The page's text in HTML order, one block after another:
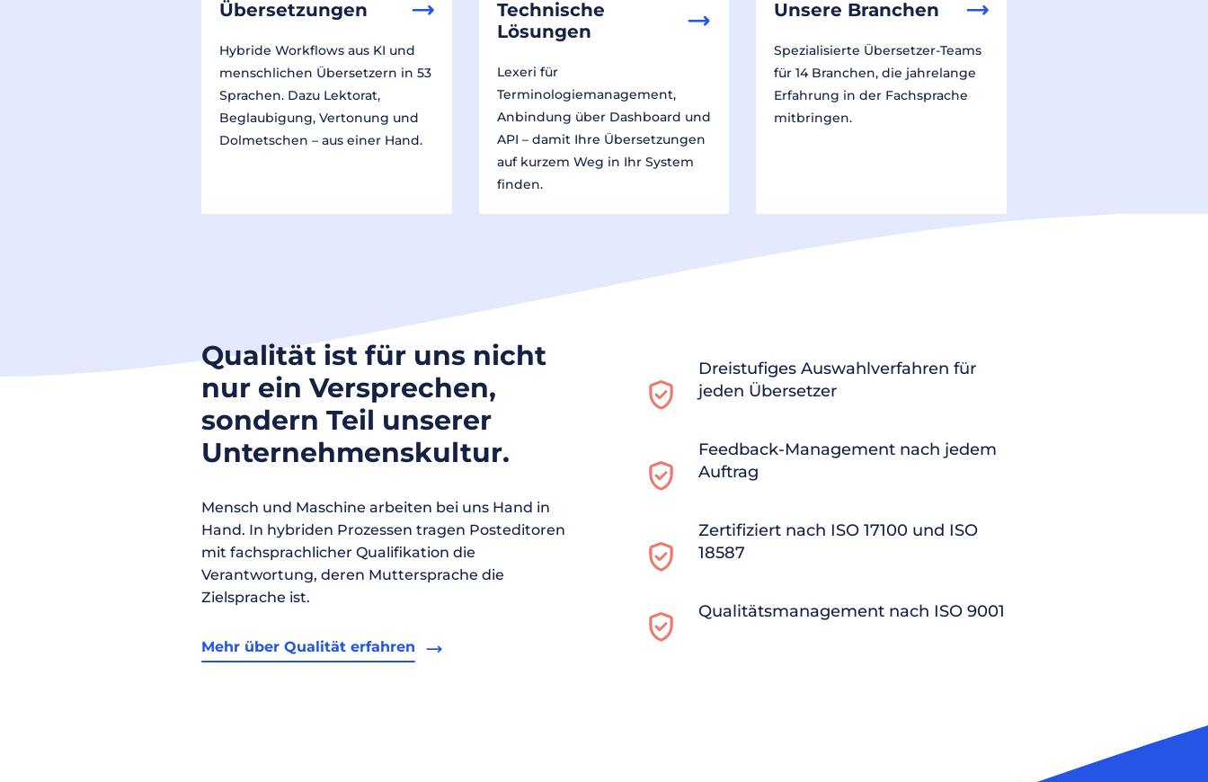
Übersetzungen
Hybride Workflows aus KI und
menschlichen Übersetzern in 53
Sprachen. Dazu Lektorat,
Beglaubigung, Vertonung und
Dolmetschen – aus einer Hand.
Technische
Lösungen
Lexeri für
Terminologiemanagement,
Anbindung über Dashboard und
API – damit Ihre Übersetzungen
auf kurzem Weg in Ihr System
finden.
Unsere Branchen
Spezialisierte Übersetzer-Teams
für 14 Branchen, die jahrelange
Erfahrung in der Fachsprache
mitbringen.
Qualität ist für uns nicht
nur ein Versprechen,
sondern Teil unserer
Unternehmenskultur.
Mensch und Maschine arbeiten bei uns Hand in
Hand. In hybriden Prozessen tragen Posteditoren
mit fachsprachlicher Qualifikation die
Verantwortung, deren Muttersprache die
Zielsprache ist.
Mehr über Qualität erfahren
Dreistufiges Auswahlverfahren für
jeden Übersetzer
Feedback-Management nach jedem
Auftrag
Zertifiziert nach ISO 17100 und ISO
18587
Qualitätsmanagement nach ISO 9001